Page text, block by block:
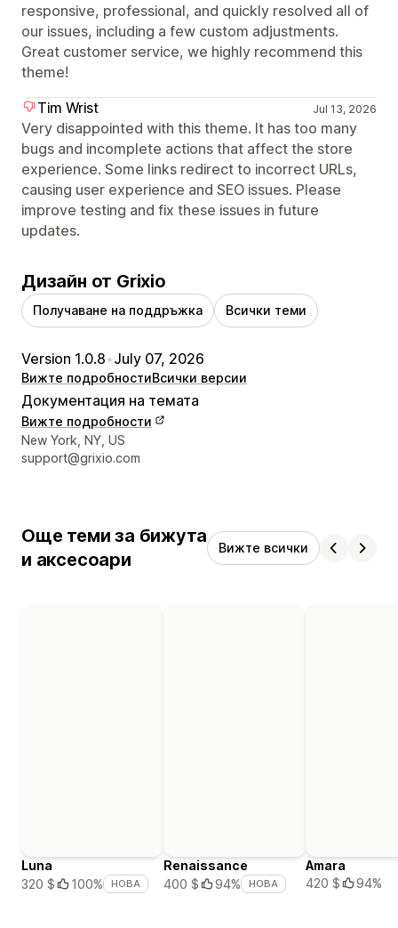
responsive, professional, and quickly resolved all of
our issues, including a few custom adjustments.
Great customer service, we highly recommend this
theme!
Tim Wrist
Jul 13, 2026
Very disappointed with this theme. It has too many
bugs and incomplete actions that affect the store
experience. Some links redirect to incorrect URLs,
causing user experience and SEO issues. Please
improve testing and fix these issues in future
updates.
Дизайн от Grixio
Получаване на поддръжка Всички теми
Version 1.0.8•July 07, 2026
Вижте подробностиВсички версии
Документация на темата
Вижте подробности
Данни за връзка с дизайнера
New York, NY, US
support@grixio.com
Още теми за бижута
и аксесоари
Вижте всички
Luna
320 $
100% НОВА
Renaissance
400 $
94% НОВА
Amara
420 $
94%